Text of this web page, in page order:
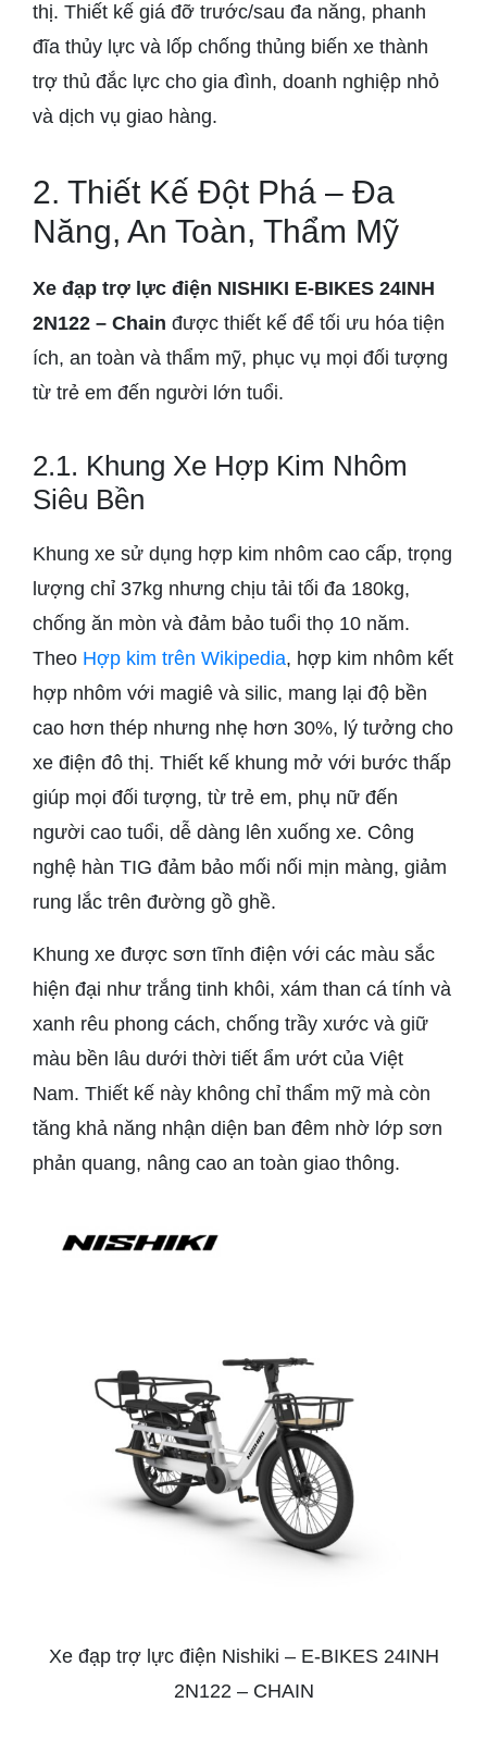
thị. Thiết kế giá đỡ trước/sau đa năng, phanh
đĩa thủy lực và lốp chống thủng biến xe thành
trợ thủ đắc lực cho gia đình, doanh nghiệp nhỏ
và dịch vụ giao hàng.
2. Thiết Kế Đột Phá – Đa
Năng, An Toàn, Thẩm Mỹ
Xe đạp trợ lực điện NISHIKI E-BIKES 24INH
2N122 – Chain được thiết kế để tối ưu hóa tiện
ích, an toàn và thẩm mỹ, phục vụ mọi đối tượng
từ trẻ em đến người lớn tuổi.
2.1. Khung Xe Hợp Kim Nhôm
Siêu Bền
Khung xe sử dụng hợp kim nhôm cao cấp, trọng
lượng chỉ 37kg nhưng chịu tải tối đa 180kg,
chống ăn mòn và đảm bảo tuổi thọ 10 năm.
Theo Hợp kim trên Wikipedia, hợp kim nhôm kết
hợp nhôm với magiê và silic, mang lại độ bền
cao hơn thép nhưng nhẹ hơn 30%, lý tưởng cho
xe điện đô thị. Thiết kế khung mở với bước thấp
giúp mọi đối tượng, từ trẻ em, phụ nữ đến
người cao tuổi, dễ dàng lên xuống xe. Công
nghệ hàn TIG đảm bảo mối nối mịn màng, giảm
rung lắc trên đường gồ ghề.
Khung xe được sơn tĩnh điện với các màu sắc
hiện đại như trắng tinh khôi, xám than cá tính và
xanh rêu phong cách, chống trầy xước và giữ
màu bền lâu dưới thời tiết ẩm ướt của Việt
Nam. Thiết kế này không chỉ thẩm mỹ mà còn
tăng khả năng nhận diện ban đêm nhờ lớp sơn
phản quang, nâng cao an toàn giao thông.
Xe đạp trợ lực điện Nishiki – E-BIKES 24INH
2N122 – CHAIN